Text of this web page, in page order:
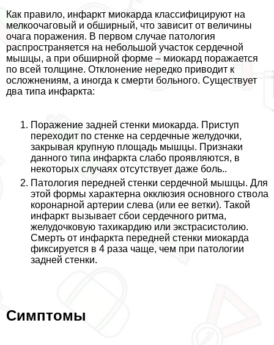
Как правило, инфаркт миокарда классифицируют на
мелкоочаговый и обширный, что зависит от величины
очага поражения. В первом случае патология
распространяется на небольшой участок сердечной
мышцы, а при обширной форме – миокард поражается
по всей толщине. Отклонение нередко приводит к
осложнениям, а иногда к cмepти больного. Существует
два типа инфаркта:
Поражение задней стенки миокарда. Приступ
переходит по стенке на сердечные желудочки,
закрывая крупную площадь мышцы. Признаки
данного типа инфаркта слабо проявляются, в
некоторых случаях отсутствует даже боль..
Патология передней стенки сердечной мышцы. Для
этой формы хаpaктерна окклюзия основного ствола
коронарной артерии слева (или ее ветки). Такой
инфаркт вызывает сбои сердечного ритма,
желудочковую тахикардию или экстрасистолию.
Cмepть от инфаркта передней стенки миокарда
фиксируется в 4 раза чаще, чем при патологии
задней стенки.
Симптомы